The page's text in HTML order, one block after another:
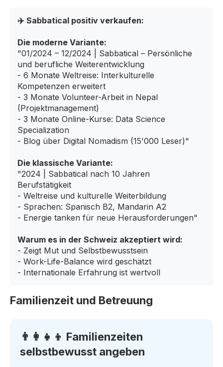
✈️ Sabbatical positiv verkaufen:
Die moderne Variante:
"01/2024 – 12/2024 | Sabbatical – Persönliche
und berufliche Weiterentwicklung
- 6 Monate Weltreise: Interkulturelle
Kompetenzen erweitert
- 3 Monate Volunteer-Arbeit in Nepal
(Projektmanagement)
- 3 Monate Online-Kurse: Data Science
Specialization
- Blog über Digital Nomadism (15'000 Leser)"
Die klassische Variante:
"2024 | Sabbatical nach 10 Jahren
Berufstätigkeit
- Weltreise und kulturelle Weiterbildung
- Sprachen: Spanisch B2, Mandarin A2
- Energie tanken für neue Herausforderungen"
Warum es in der Schweiz akzeptiert wird:
- Zeigt Mut und Selbstbewusstsein
- Work-Life-Balance wird geschätzt
- Internationale Erfahrung ist wertvoll
Familienzeit und Betreuung
👨‍👩‍👧‍👦 Familienzeiten
selbstbewusst angeben